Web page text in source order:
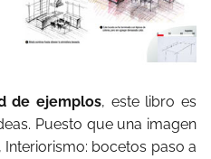
de ejemplos, este libro es
Puesto que una imagen
bocetos paso a